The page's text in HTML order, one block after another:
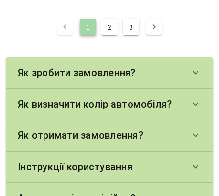
chevron_left 1 2 3 chevron_right
Як зробити замовлення? keyboard_arrow_down
Як визначити колір автомобіля? keyboard_arrow_down
Як отримати замовлення? keyboard_arrow_down
Інструкції користування keyboard_arrow_down